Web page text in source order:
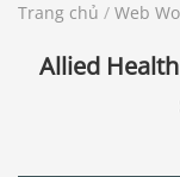
Trang chủ / Web
Allied